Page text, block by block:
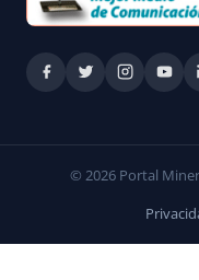
© 2026 Portal